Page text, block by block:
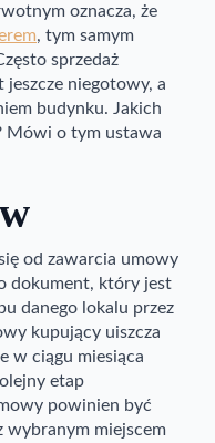
oznacza, że
, tym samym
sprzedaż
niegotowy, a
budynku. Jakich
Mówi o tym ustawa
od zawarcia umowy
dokument, który jest
danego lokalu przez
kupujący uiszcza
w ciągu miesiąca
etap
powinien być
wybranym miejscem